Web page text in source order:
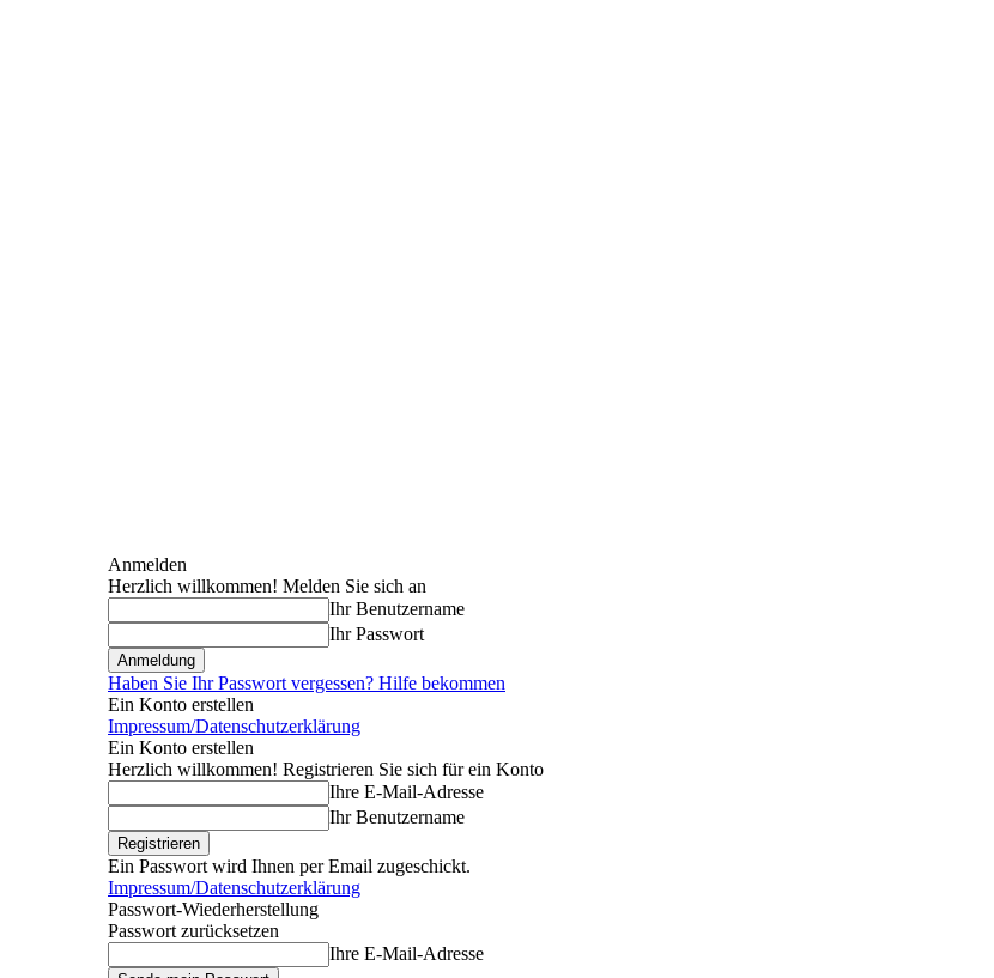
Anmelden
Herzlich willkommen! Melden Sie sich an
Ihr Benutzername
Ihr Passwort
Haben Sie Ihr Passwort vergessen? Hilfe bekommen
Ein Konto erstellen
Impressum/Datenschutzerklärung
Ein Konto erstellen
Herzlich willkommen! Registrieren Sie sich für ein Konto
Ihre E-Mail-Adresse
Ihr Benutzername
Ein Passwort wird Ihnen per Email zugeschickt.
Impressum/Datenschutzerklärung
Passwort-Wiederherstellung
Passwort zurücksetzen
Ihre E-Mail-Adresse